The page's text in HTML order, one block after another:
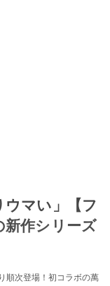
ウマい」【フ
新作シリーズ
順次登場！初コラボの萬